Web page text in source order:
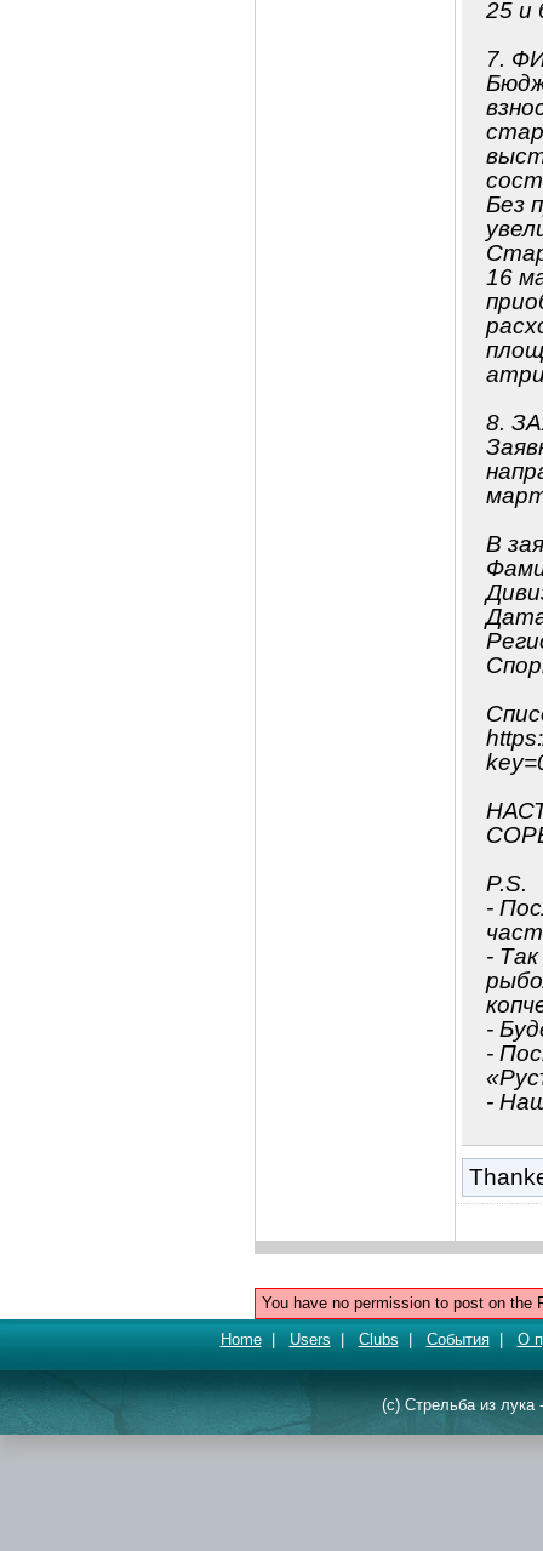
25 и
7.
Без
16
8.
В
P.S.
-
-
-
-
-
You have no permission to post on the
Home| Users Clubs События| О
(c) Стрельба из лука